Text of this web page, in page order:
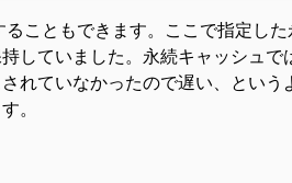
こともできます。ここで指定し
していました。永続キャッシュ
れていなかったので遅い、とい
。